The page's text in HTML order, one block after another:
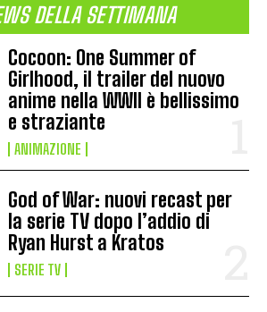
DELLA SETTIMANA
Cocoon: One Summer of
Girlhood, il trailer del nuovo
anime nella WWII è bellissimo
e straziante
ANIMAZIONE
God of War: nuovi recast per
la serie TV dopo l’addio di
Ryan Hurst a Kratos
SERIE TV